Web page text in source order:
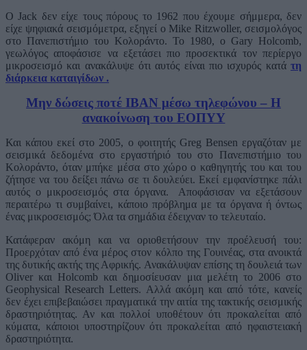
Ο Jack δεν είχε τους πόρους το 1962 που έχουμε σήμμερα, δεν
είχε ψηφιακά σεισμόμετρα, εξηγεί ο Mike Ritzwoller, σεισμολόγος
στο Πανεπιστήμιο του Κολοράντο. To 1980, o Gary Holcomb,
γεωλόγος αποφάσισε να εξετάσει πιο προσεκτικά τον περίεργο
μικροσεισμό και ανακάλυψε ότι αυτός είναι πιο ισχυρός κατά τη
διάρκεια καταιγίδων .
Μην δώσεις ποτέ ΙΒΑΝ μέσω τηλεφώνου – Η
ανακοίνωση του ΕΟΠΥΥ
Και κάπου εκεί στο 2005, ο φοιτητής Greg Bensen εργαζόταν με
σεισμικά δεδομένα στο εργαστήριό του στο Πανεπιστήμιο του
Κολοράντο, όταν μπήκε μέσα στο χώρο ο καθηγητής του και του
ζήτησε να του δείξει πάνω σε τι δουλεύει. Εκεί εμφανίστηκε πάλι
αυτός ο μικροσεισμός στα όργανα. Αποφάσισαν να εξετάσουν
περαιτέρω τι συμβαίνει, κάποιο πρόβλημα με τα όργανα ή όντως
ένας μικροσεισμός; Όλα τα σημάδια έδειχναν το τελευταίο.
Κατάφεραν ακόμη και να οριοθετήσουν την προέλευσή του:
Προερχόταν από ένα μέρος στον κόλπο της Γουινέας, στα ανοικτά
της δυτικής ακτής της Αφρικής. Ανακάλυψαν επίσης τη δουλειά των
Oliver και Holcomb και δημοσίευσαν μια μελέτη το 2006 στο
Geophysical Research Letters. Αλλά ακόμη και από τότε, κανείς
δεν έχει επιβεβαιώσει πραγματικά την αιτία της τακτικής σεισμικής
δραστηριότητας. Αν και πολλοί υποθέτουν ότι προκαλείται από
κύματα, κάποιοι υποστηρίζουν ότι προκαλείται από ηφαιστειακή
δραστηριότητα.